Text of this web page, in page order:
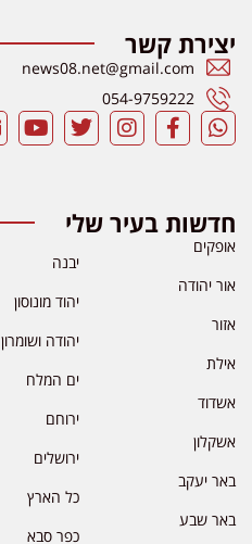
יצירת קשר
news08.net@gmail.com
054-9759222
חדשות בעיר שלי
אופקים
אור יהודה
אזור
אילת
אשדוד
אשקלון
באר יעקב
באר שבע
יבנה
יהוד מונוסון
יהודה ושומרון
ים המלח
ירוחם
ירושלים
כל הארץ
כפר סבא